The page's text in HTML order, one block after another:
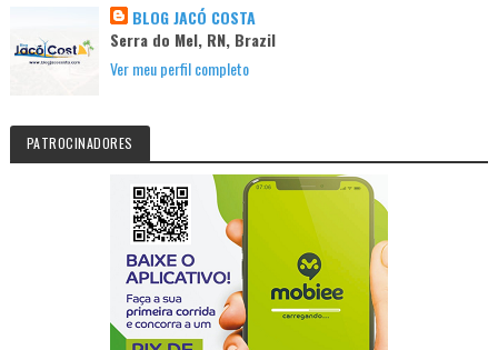
BLOG JACÓ COSTA
Serra do Mel, RN, Brazil
Ver meu perfil completo
PATROCINADORES